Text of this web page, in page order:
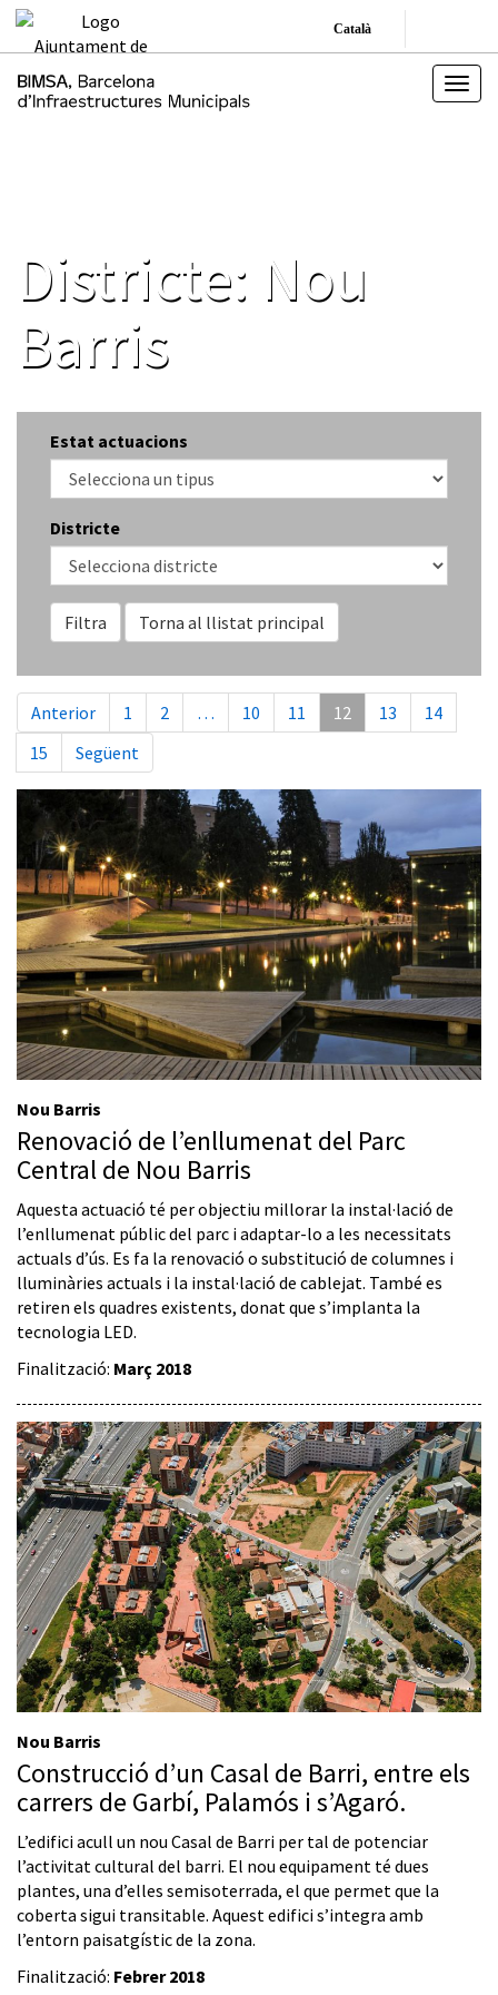
Català
Districte: Nou
Barris
Estat actuacions
Districte
Filtra Torna al llistat principal
Anterior 1 2 … 10 11 12 13
14
15
Següent
Nou Barris
Renovació de l’enllumenat del Parc
Central de Nou Barris
Aquesta actuació té per objectiu millorar la instal·lació de
l’enllumenat públic del parc i adaptar-lo a les necessitats
actuals d’ús. Es fa la renovació o substitució de columnes i
lluminàries actuals i la instal·lació de cablejat. També es
retiren els quadres existents, donat que s’implanta la
tecnologia LED.
Finalització: Març 2018
Nou Barris
Construcció d’un Casal de Barri, entre els
carrers de Garbí, Palamós i s’Agaró.
L’edifici acull un nou Casal de Barri per tal de potenciar
l’activitat cultural del barri. El nou equipament té dues
plantes, una d’elles semisoterrada, el que permet que la
coberta sigui transitable. Aquest edifici s’integra amb
l’entorn paisatgístic de la zona.
Finalització: Febrer 2018